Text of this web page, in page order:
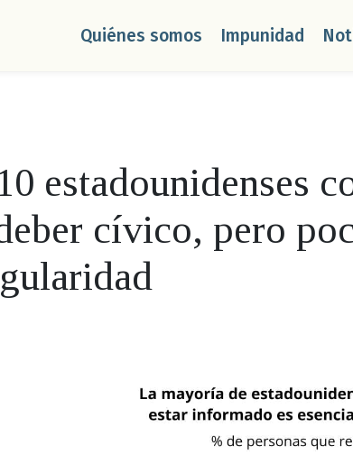
Quiénes somos Impunidad
estadounidenses
cívico, pero